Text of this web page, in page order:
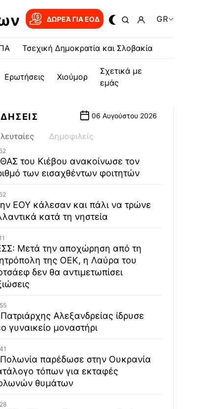
ΔΩΡΕΆ ΓΙΑ EOΔ GR
Τσεχική Δημοκρατία και Σλοβακία
Ερωτήσεις Χιούμορ
Σχετικά με
εμάς
06 Αυγούστου 2026
Δημοφιλείς
του Κιέβου ανακοίνωσε τον
των εισαχθέντων φοιτητών
ΕΟΥ κάλεσαν και πάλι να τρώνε
κατά τη νηστεία
Μετά την αποχώρηση από τη
της ΟΕΚ, η Λαύρα του
δεν θα αντιμετωπίσει
Αλεξανδρείας ίδρυσε
γυναικείο μοναστήρι
παρέδωσε στην Ουκρανία
τόπων για εκταφές
θυμάτων